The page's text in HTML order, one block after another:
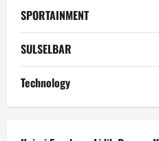
SPORTAINMENT
SULSELBAR
Technology